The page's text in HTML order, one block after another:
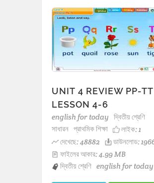
UNIT 4 REVIEW PP-TT
LESSON 4-6
english for today দ্বিতীয় শ্রেণি
সাধারন প্রাথমিক শিক্ষা লাইক:1
দেখেছে: 48882
ডাউনলোড:
ফাইলের আকার: 4.99 MB
দ্বিতীয় শ্রেণি english for today